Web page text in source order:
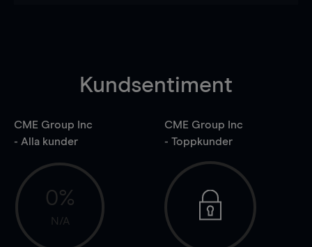
Kundsentiment
CME Group Inc
- Alla kunder
0%
N/A
CME Group Inc
- Toppkunder